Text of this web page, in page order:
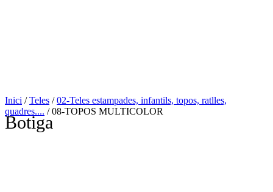
Botiga
Inici /Teles /02-Teles estampades, infantils, topos, ratlles,
quadres.... / 08-TOPOS MULTICOLOR